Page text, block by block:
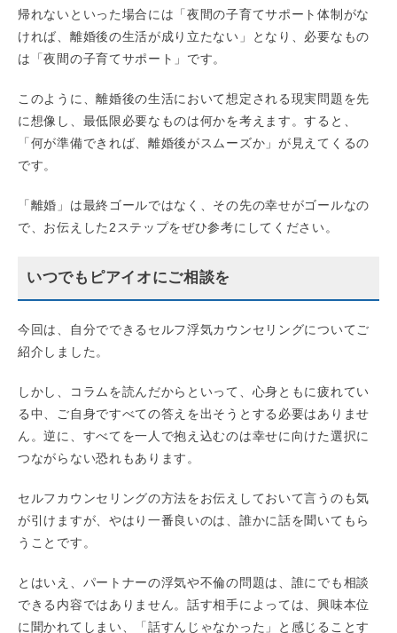
帰れないといった場合には「夜間の子育てサポート体制がな
ければ、離婚後の生活が成り立たない」となり、必要なもの
は「夜間の子育てサポート」です。
このように、離婚後の生活において想定される現実問題を先
に想像し、最低限必要なものは何かを考えます。すると、
「何が準備できれば、離婚後がスムーズか」が見えてくるの
です。
「離婚」は最終ゴールではなく、その先の幸せがゴールなの
で、お伝えした2ステップをぜひ参考にしてください。
いつでもピアイオにご相談を
今回は、自分でできるセルフ浮気カウンセリングについてご
紹介しました。
しかし、コラムを読んだからといって、心身ともに疲れてい
る中、ご自身ですべての答えを出そうとする必要はありませ
ん。逆に、すべてを一人で抱え込むのは幸せに向けた選択に
つながらない恐れもあります。
セルフカウンセリングの方法をお伝えしておいて言うのも気
が引けますが、やはり一番良いのは、誰かに話を聞いてもら
うことです。
とはいえ、パートナーの浮気や不倫の問題は、誰にでも相談
できる内容ではありません。話す相手によっては、興味本位
に聞かれてしまい、「話すんじゃなかった」と感じることす